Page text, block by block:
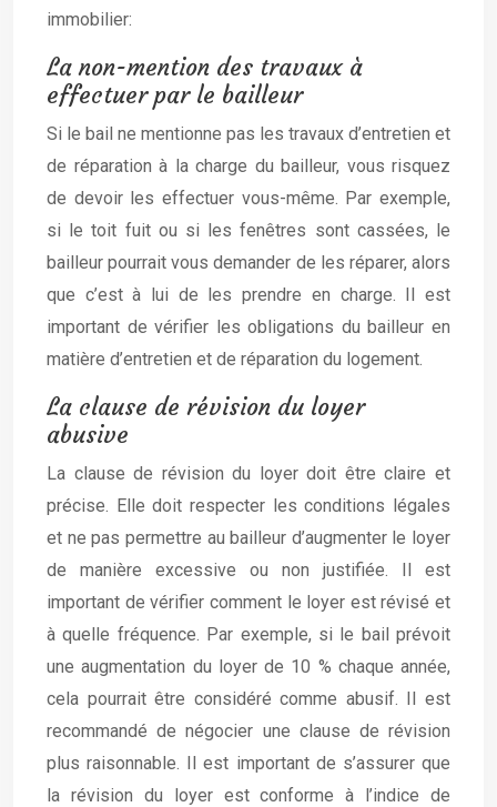
immobilier:
La non-mention des travaux à
effectuer par le bailleur
Si le bail ne mentionne pas les travaux d’entretien et
de réparation à la charge du bailleur, vous risquez
de devoir les effectuer vous-même. Par exemple,
si le toit fuit ou si les fenêtres sont cassées, le
bailleur pourrait vous demander de les réparer, alors
que c’est à lui de les prendre en charge. Il est
important de vérifier les obligations du bailleur en
matière d’entretien et de réparation du logement.
La clause de révision du loyer
abusive
La clause de révision du loyer doit être claire et
précise. Elle doit respecter les conditions légales
et ne pas permettre au bailleur d’augmenter le loyer
de manière excessive ou non justifiée. Il est
important de vérifier comment le loyer est révisé et
à quelle fréquence. Par exemple, si le bail prévoit
une augmentation du loyer de 10 % chaque année,
cela pourrait être considéré comme abusif. Il est
recommandé de négocier une clause de révision
plus raisonnable. Il est important de s’assurer que
la révision du loyer est conforme à l’indice de